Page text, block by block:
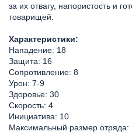
за их отвагу, напористость и
товарищей.
Характеристики:
Нападение: 18
Защита: 16
Сопротивление: 8
Урон: 7-9
Здоровье: 30
Скорость: 4
Инициатива: 10
Максимальный размер отряда: